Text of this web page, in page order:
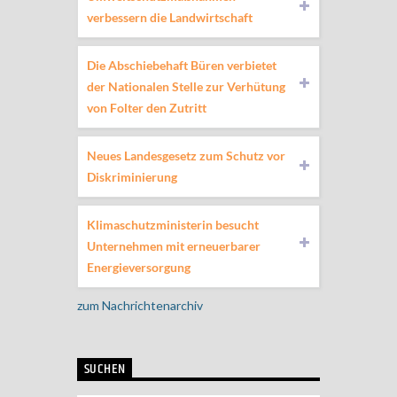
verbessern die Landwirtschaft
Die Abschiebehaft Büren verbietet
der Nationalen Stelle zur Verhütung
von Folter den Zutritt
Neues Landesgesetz zum Schutz vor
Diskriminierung
Klimaschutzministerin besucht
Unternehmen mit erneuerbarer
Energieversorgung
zum Nachrichtenarchiv
SUCHEN